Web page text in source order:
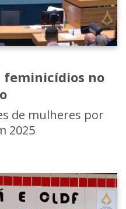
no
de mulheres por
2025